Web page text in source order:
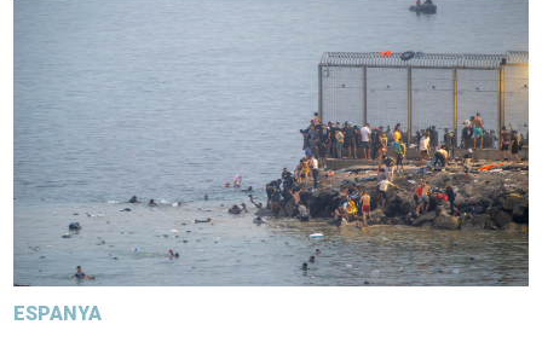
ESPANYA